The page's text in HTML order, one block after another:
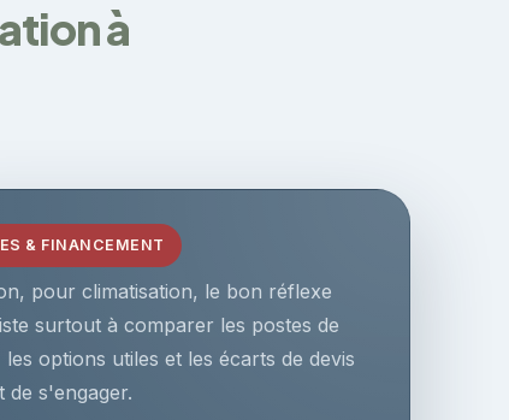
à
& FINANCEMENT
pour climatisation, le bon réflexe
surtout à comparer les postes de
options utiles et les écarts de devis
de s'engager.